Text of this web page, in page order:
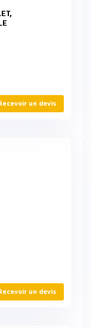
un devis
un devis